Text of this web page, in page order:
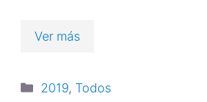
Ver más
2019, Todos